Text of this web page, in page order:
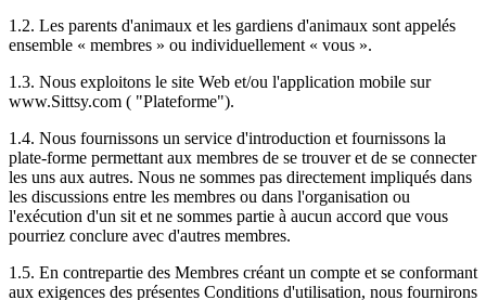
1.2. Les parents d'animaux et les gardiens d'animaux sont appelés
ensemble « membres » ou individuellement « vous ».
1.3. Nous exploitons le site Web et/ou l'application mobile sur
www.Sittsy.com ( "Plateforme").
1.4. Nous fournissons un service d'introduction et fournissons la
plate-forme permettant aux membres de se trouver et de se connecter
les uns aux autres. Nous ne sommes pas directement impliqués dans
les discussions entre les membres ou dans l'organisation ou
l'exécution d'un sit et ne sommes partie à aucun accord que vous
pourriez conclure avec d'autres membres.
1.5. En contrepartie des Membres créant un compte et se conformant
aux exigences des présentes Conditions d'utilisation, nous fournirons